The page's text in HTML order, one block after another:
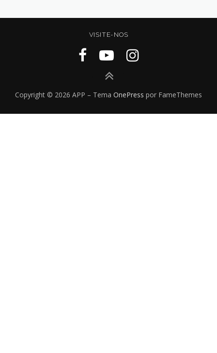
VISITE-NOS
Copyright © 2026 APP – Tema OnePress por FameThemes